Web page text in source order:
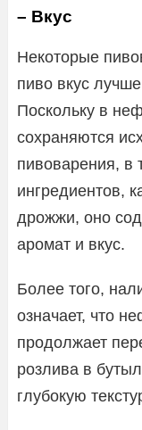
– Вкус
Некоторые
пиво вкус
Поскольку в
сохраняются
пивоварения, в
ингредиентов,
дрожжи, оно
аромат и вкус.
Более того,
означает, что
продолжает
розлива в
глубокую